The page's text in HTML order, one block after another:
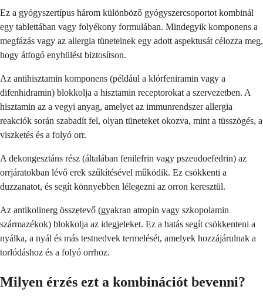
Ez a gyógyszertípus három különböző gyógyszercsoportot kombinál
egy tablettában vagy folyékony formulában. Mindegyik komponens a
megfázás vagy az allergia tüneteinek egy adott aspektusát célozza meg,
hogy átfogó enyhülést biztosítson.
Az antihisztamin komponens (például a klórfeniramin vagy a
difenhidramin) blokkolja a hisztamin receptorokat a szervezetben. A
hisztamin az a vegyi anyag, amelyet az immunrendszer allergia
reakciók során szabadít fel, olyan tüneteket okozva, mint a tüsszögés, a
viszketés és a folyó orr.
A dekongesztáns rész (általában fenilefrin vagy pszeudoefedrin) az
orrjáratokban lévő erek szűkítésével működik. Ez csökkenti a
duzzanatot, és segít könnyebben lélegezni az orron keresztül.
Az antikolinerg összetevő (gyakran atropin vagy szkopolamin
származékok) blokkolja az idegjeleket. Ez a hatás segít csökkenteni a
nyálka, a nyál és más testnedvek termelését, amelyek hozzájárulnak a
torlódáshoz és a folyó orrhoz.
Milyen érzés ezt a kombinációt bevenni?